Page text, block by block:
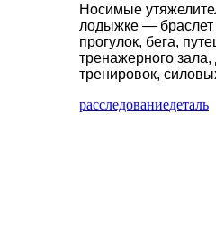
Носимые
лодыжке — браслет
прогулок, бега,
тренажерного
тренировок,
расследованиедеталь